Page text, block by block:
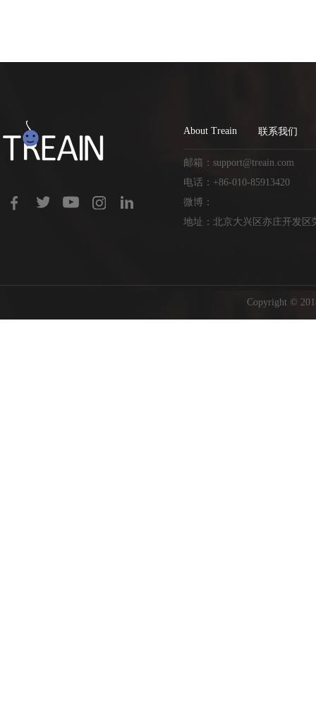
About Treain 联系我们
邮箱：support@treain.com
电话：+86-010-85913420
微博：
地址：北京大兴区亦庄开发区
Copyright ©